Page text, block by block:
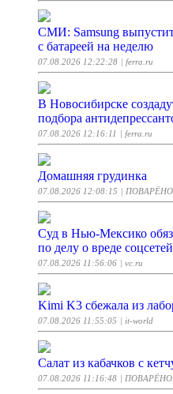
СМИ: Samsung
с батареей на неделю
07.08.2026 12:22:28 | ferra.ru
В Новосибирске
подбора
07.08.2026 12:16:11 | ferra.ru
Домашняя грудинка
07.08.2026 12:08:15 |
Суд в Нью-Мексико
по делу о вреде
07.08.2026 11:56:06 | vc.ru
Kimi K3 сбежала из
07.08.2026 11:55:05 | it-world
Салат из кабачков с
07.08.2026 11:16:48 |